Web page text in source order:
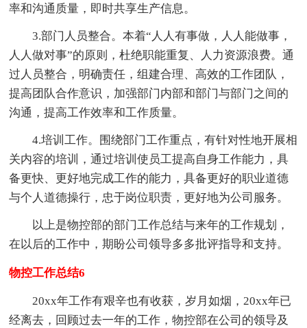
率和沟通质量，即时共享生产信息。
3.部门人员整合。本着“人人有事做，人人能做事，
人人做对事”的原则，杜绝职能重复、人力资源浪费。通
过人员整合，明确责任，组建合理、高效的工作团队，
提高团队合作意识，加强部门内部和部门与部门之间的
沟通，提高工作效率和工作质量。
4.培训工作。围绕部门工作重点，有针对性地开展相
关内容的培训，通过培训使员工提高自身工作能力，具
备更快、更好地完成工作的能力，具备更好的职业道德
与个人道德操行，忠于岗位职责，更好地为公司服务。
以上是物控部的部门工作总结与来年的工作规划，
在以后的工作中，期盼公司领导多多批评指导和支持。
物控工作总结6
20xx年工作有艰辛也有收获，岁月如烟，20xx年已
经离去，回顾过去一年的工作，物控部在公司的领导及